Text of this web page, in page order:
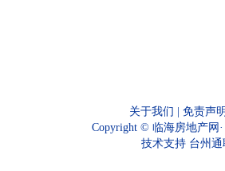
关于我们
免责声
Copyright © 临海房地产网
技术支持 台州